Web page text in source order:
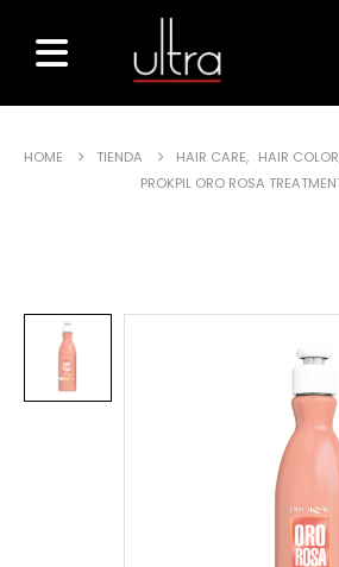
HOME TIENDA HAIR CARE, HAIR COLOR
PROKPIL ORO ROSA